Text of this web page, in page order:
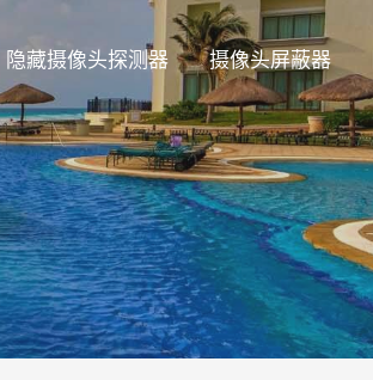
隐藏摄像头探测器 摄像头屏蔽器